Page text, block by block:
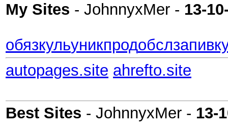
My Sites - JohnnyxMer - 13-
обязкульуникпродобслзапи
autopages.site ahrefto.site
Best Sites - JohnnyxMer - 13-